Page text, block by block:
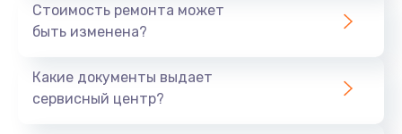
Замена стекла
Стоимость ремонта может
быть изменена?
Какие документы выдает
сервисный центр?